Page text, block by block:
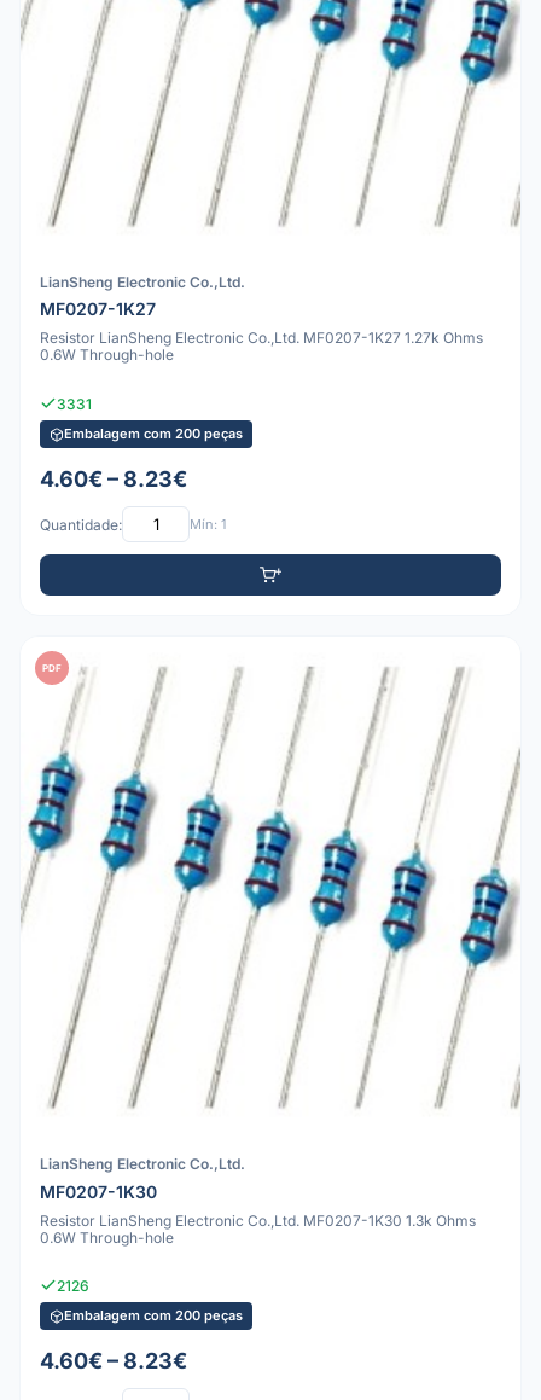
LianSheng Electronic Co.,Ltd.
MF0207-1K27
Resistor LianSheng Electronic Co.,Ltd. MF0207-1K27 1.27k Ohms
0.6W Through-hole
3331
Embalagem com 200 peças
4.60€ – 8.23€
Quantidade: Mín: 1
PDF
LianSheng Electronic Co.,Ltd.
MF0207-1K30
Resistor LianSheng Electronic Co.,Ltd. MF0207-1K30 1.3k Ohms
0.6W Through-hole
2126
Embalagem com 200 peças
4.60€ – 8.23€